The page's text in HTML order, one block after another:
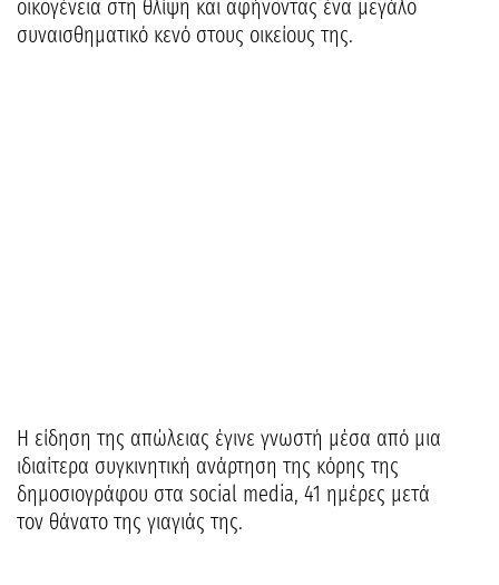
οικογένεια στη θλίψη και αφήνοντας ένα μεγάλο
συναισθηματικό κενό στους οικείους της.
Η είδηση της απώλειας έγινε γνωστή μέσα από μια
ιδιαίτερα συγκινητική ανάρτηση της κόρης της
δημοσιογράφου στα social media, 41 ημέρες μετά
τον θάνατο της γιαγιάς της.